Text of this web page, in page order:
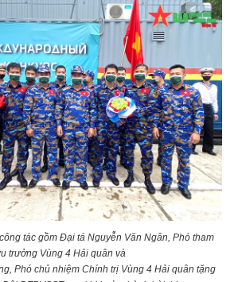
tác gồm Đại tá Nguyễn Văn Ngân, Phó tham
trưởng Vùng 4 Hải quân và
Phó chủ nhiệm Chính trị Vùng 4 Hải quân tặng